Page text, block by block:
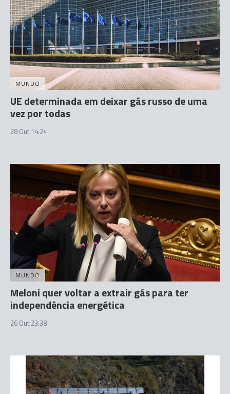
MUNDO
UE determinada em deixar gás russo de uma
vez por todas
28 Out 14:24
MUNDO
Meloni quer voltar a extrair gás para ter
independência energética
26 Out 23:38